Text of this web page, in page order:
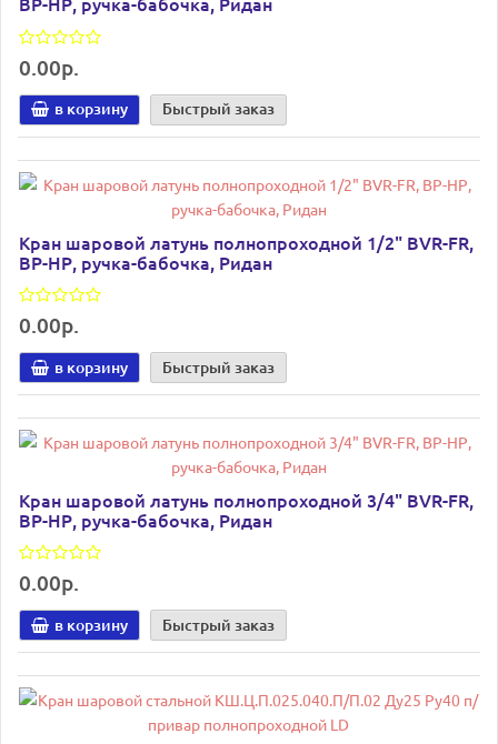
0.00р.
в корзину Быстрый заказ
Кран шаровой латунь полнопроходной 1/2" BVR-FR,
ВР-НР, ручка-бабочка, Ридан
0.00р.
в корзину Быстрый заказ
Кран шаровой латунь полнопроходной 3/4" BVR-FR,
ВР-НР, ручка-бабочка, Ридан
0.00р.
в корзину Быстрый заказ